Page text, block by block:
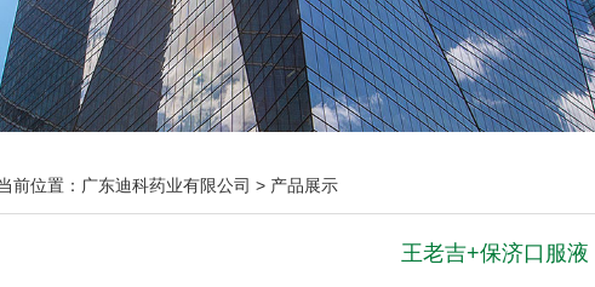
前位置： 广东迪科药业有限公司 > 产品展示
王老吉+保济口服液